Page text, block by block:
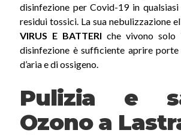
disinfezione per Covid-19 in
residui tossici. La sua nebulizzazione
VIRUS E BATTERI che vivono solo
disinfezione è sufficiente aprire
d’aria e di ossigeno.
Pulizia e
Ozono a